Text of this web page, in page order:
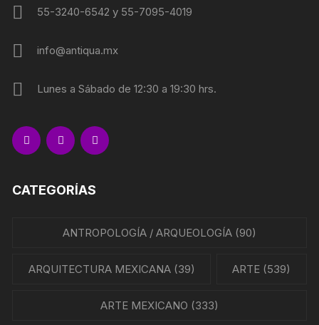
55-3240-6542 y 55-7095-4019
info@antiqua.mx
Lunes a Sábado de 12:30 a 19:30 hrs.
CATEGORÍAS
ANTROPOLOGÍA / ARQUEOLOGÍA(90)
ARQUITECTURA MEXICANA(39) ARTE (539)
ARTE MEXICANO (333)